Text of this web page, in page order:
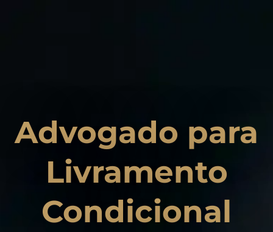
Advogado para
Livramento
Condicional